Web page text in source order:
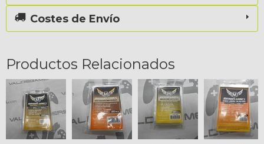
Costes de Envío
Productos Relacionados